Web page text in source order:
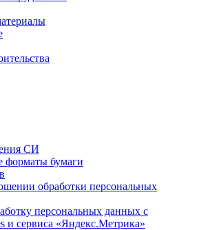
СИ
бумаги
обработки персональных
персональных данных с
и сервиса «Яндекс.Метрика»